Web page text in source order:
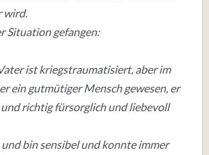
wird.
Situation gefangen:
ist kriegstraumatisiert, aber im
ein gutmütiger Mensch gewesen, er
richtig fürsorglich und liebevoll
bin sensibel und konnte immer